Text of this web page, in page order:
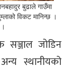
बुढाले गाउँमा
विकट मानिन्छ ।
जोडिन
स्थानीयको